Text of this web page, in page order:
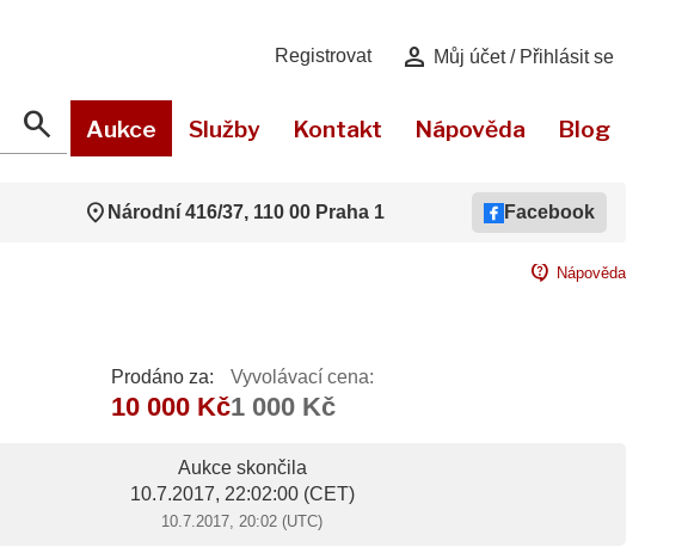
Registrovat person Můj účet / Přihlásit se
search Aukce Služby Kontakt Nápověda Blog
location_on Národní 416/37, 110 00 Praha 1 Facebook
contact_support Nápověda
Prodáno za:
10 000 Kč
Vyvolávací cena:
1 000 Kč
Aukce skončila
10.7.2017, 22:02:00(CET)
10.7.2017, 20:02 (UTC)